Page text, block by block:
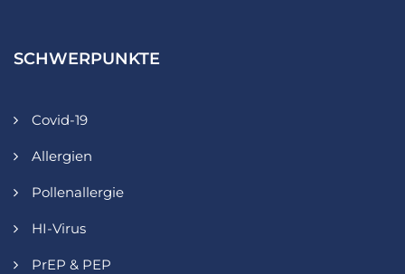
SCHWERPUNKTE
Covid-19
Allergien
Pollenallergie
HI-Virus
PrEP & PEP